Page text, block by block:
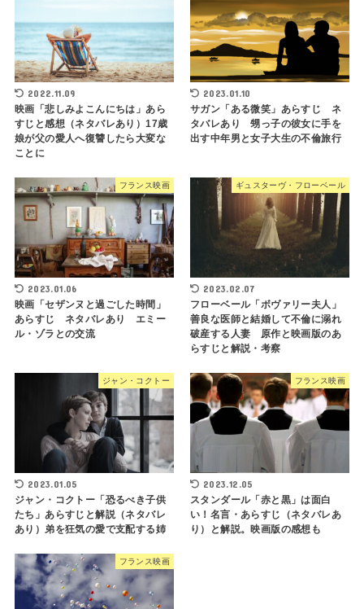
2022.11.09
映画「悲しみよこんにちは」あら
すじと感想（ネタバレあり）17歳
娘が父の愛人へ復讐したら大変な
ことに
2023.01.10
サガン「ある微笑」あらすじ ネ
タバレあり 甥っ子の彼女に手を
出す中年男と女子大生の不倫旅行
フランス映画
2023.01.06
映画「セザンヌと過ごした時間」
あらすじ ネタバレあり エミー
ル・ゾラとの交流
ギュスターヴ・フローベール
2023.02.07
フローベール「ボヴァリー夫人」
善良な医師と結婚して不倫に溺れ
破産する人妻 原作と映画版のあ
らすじと解説・考察
ジャン・コクトー
2023.01.05
ジャン・コクトー「恐るべき子供
たち」あらすじと解説（ネタバレ
あり）弟を狂気の愛で支配する姉
フランス映画
2023.12.05
スタンダール「赤と黒」は面白
い！名言・あらすじ（ネタバレあ
り）と解説。映画版の感想も
フランス映画